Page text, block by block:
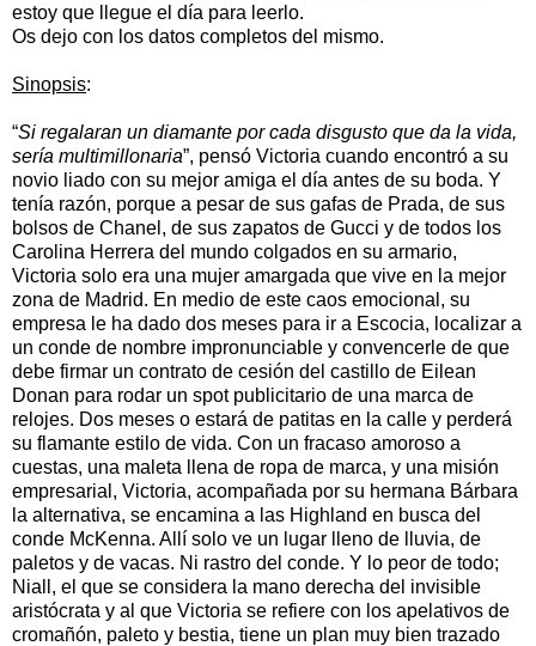
estoy que llegue el día para leerlo.
Os dejo con los datos completos del mismo.
Sinopsis:
“Si regalaran un diamante por cada disgusto que da la vida,
sería multimillonaria”, pensó Victoria cuando encontró a su
novio liado con su mejor amiga el día antes de su boda. Y
tenía razón, porque a pesar de sus gafas de Prada, de sus
bolsos de Chanel, de sus zapatos de Gucci y de todos los
Carolina Herrera del mundo colgados en su armario,
Victoria solo era una mujer amargada que vive en la mejor
zona de Madrid. En medio de este caos emocional, su
empresa le ha dado dos meses para ir a Escocia, localizar a
un conde de nombre impronunciable y convencerle de que
debe firmar un contrato de cesión del castillo de Eilean
Donan para rodar un spot publicitario de una marca de
relojes. Dos meses o estará de patitas en la calle y perderá
su flamante estilo de vida. Con un fracaso amoroso a
cuestas, una maleta llena de ropa de marca, y una misión
empresarial, Victoria, acompañada por su hermana Bárbara
la alternativa, se encamina a las Highland en busca del
conde McKenna. Allí solo ve un lugar lleno de lluvia, de
paletos y de vacas. Ni rastro del conde. Y lo peor de todo;
Niall, el que se considera la mano derecha del invisible
aristócrata y al que Victoria se refiere con los apelativos de
cromañón, paleto y bestia, tiene un plan muy bien trazado